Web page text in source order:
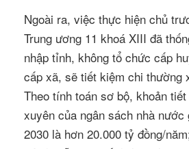
Ngoài ra, việc thực hiện chủ
Trung ương 11 khoá XIII đã
nhập tỉnh, không tổ chức cấp
cấp xã, sẽ tiết kiệm chi thường
Theo tính toán sơ bộ, khoản
xuyên của ngân sách nhà nước
2030 là hơn 20.000 tỷ đồng/